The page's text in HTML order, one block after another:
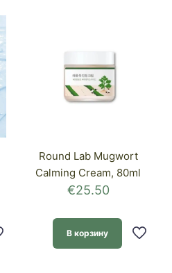
Round Lab Mugwort
Calming Cream, 80ml
€25.50
В корзину